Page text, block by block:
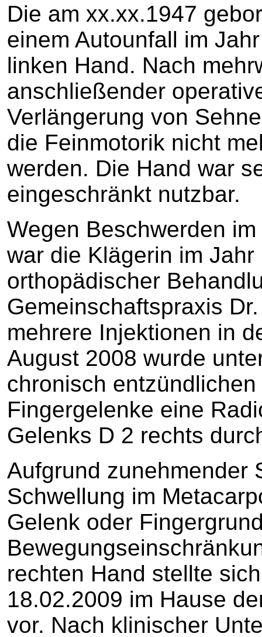
Die am xx.xx.1947
einem Autounfall im
linken Hand. Nach
anschließender
Verlängerung von
die Feinmotorik nicht
werden. Die Hand war
eingeschränkt nutzbar.
Wegen Beschwerden
war die Klägerin im
orthopädischer
Gemeinschaftspraxis
mehrere Injektionen in
August 2008 wurde
chronisch
Fingergelenke eine
Gelenks D 2 rechts
Aufgrund zunehmender
Schwellung im
Gelenk oder
rechten Hand stellte
18.02.2009 im Hause
vor. Nach klinischer